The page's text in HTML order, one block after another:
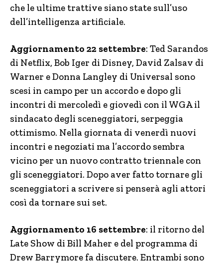
che le ultime trattive siano state sull’uso
dell’intelligenza artificiale.
Aggiornamento 22 settembre: Ted Sarandos
di Netflix, Bob Iger di Disney, David Zalsav di
Warner e Donna Langley di Universal sono
scesi in campo per un accordo e dopo gli
incontri di mercoledì e giovedì con il WGA il
sindacato degli sceneggiatori, serpeggia
ottimismo. Nella giornata di venerdì nuovi
incontri e negoziati ma l’accordo sembra
vicino per un nuovo contratto triennale con
gli sceneggiatori. Dopo aver fatto tornare gli
sceneggiatori a scrivere si penserà agli attori
così da tornare sui set.
Aggiornamento 16 settembre: il ritorno del
Late Show di Bill Maher e del programma di
Drew Barrymore fa discutere. Entrambi sono